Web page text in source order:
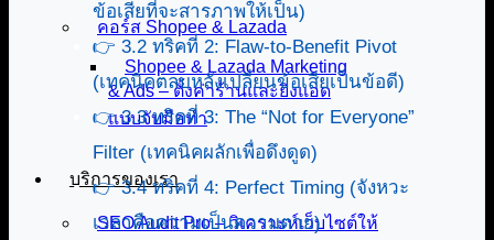
คอร์ส Shopee & Lazada
Shopee & Lazada Marketing
& Ads – ตั้งค่าร้านและยิงแอด
แบบจับมือทำ
บริการของเรา
SEO Audit Pro – วิเคราะห์เว็บไซต์ให้
ข้อเสียที่จะสารภาพให้เป็น)
👉 3.2 ทริคที่ 2: Flaw-to-Benefit Pivot
(เทคนิคตลบหลังเปลี่ยนข้อเสียเป็นข้อดี)
👉 3.3 ทริคที่ 3: The “Not for Everyone”
Filter (เทคนิคผลักเพื่อดึงดูด)
👉 3.4 ทริคที่ 4: Perfect Timing (จังหวะ
เวลาคือความเป็นความตาย)